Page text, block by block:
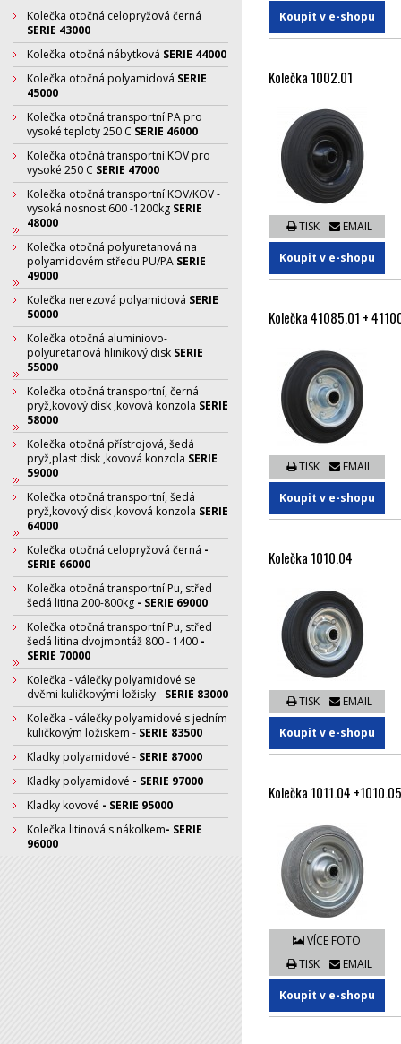
Kolečka otočná celopryžová černá
SERIE 43000
Kolečka otočná nábytková SERIE 44000
Kolečka otočná polyamidová SERIE
45000
Kolečka otočná transportní PA pro
vysoké teploty 250 C SERIE 46000
Kolečka otočná transportní KOV pro
vysoké 250 C SERIE 47000
Kolečka otočná transportní KOV/KOV -
vysoká nosnost 600 -1200kg SERIE
48000
Kolečka otočná polyuretanová na
polyamidovém středu PU/PA SERIE
49000
Kolečka nerezová polyamidová SERIE
50000
Kolečka otočná aluminiovo-
polyuretanová hliníkový disk SERIE
55000
Kolečka otočná transportní, černá
pryž,kovový disk ,kovová konzola SERIE
58000
Kolečka otočná přístrojová, šedá
pryž,plast disk ,kovová konzola SERIE
59000
Kolečka otočná transportní, šedá
pryž,kovový disk ,kovová konzola SERIE
64000
Kolečka otočná celopryžová černá -
SERIE 66000
Kolečka otočná transportní Pu, střed
šedá litina 200-800kg - SERIE 69000
Kolečka otočná transportní Pu, střed
šedá litina dvojmontáž 800 - 1400 -
SERIE 70000
Kolečka - válečky polyamidové se
dvěmi kuličkovými ložisky - SERIE 83000
Kolečka - válečky polyamidové s jedním
kuličkovým ložiskem - SERIE 83500
Kladky polyamidové - SERIE 87000
Kladky polyamidové - SERIE 97000
Kladky kovové - SERIE 95000
Kolečka litinová s nákolkem- SERIE
96000
Koupit v e-shopu
Kolečka 1002.01
TISK EMAIL
Koupit v e-shopu
Kolečka 41085.01 +
TISK EMAIL
Koupit v e-shopu
Kolečka 1010.04
TISK EMAIL
Koupit v e-shopu
Kolečka 1011.04
VÍCE FOTO
TISK
EMAIL
Koupit v e-shopu